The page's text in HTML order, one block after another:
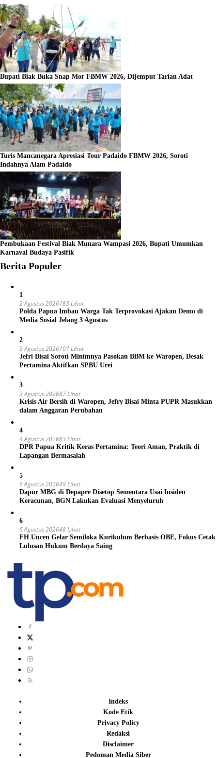
Bupati Biak Buka Snap Mor FBMW 2026, Dijemput Tarian Adat
Turis Mancanegara Apresiasi Tour Padaido FBMW 2026, Soroti
Indahnya Alam Padaido
Pembukaan Festival Biak Munara Wampasi 2026, Bupati Umumkan
Karnaval Budaya Pasifik
Berita Populer
1
2 Agustus 2026183 Lihat
Polda Papua Imbau Warga Tak Terprovokasi Ajakan Demo di
Media Sosial Jelang 3 Agustus
2
3 Agustus 2026107 Lihat
Jefri Bisai Soroti Minimnya Pasokan BBM ke Waropen, Desak
Pertamina Aktifkan SPBU Urei
3
3 Agustus 202687 Lihat
Krisis Air Bersih di Waropen, Jefry Bisai Minta PUPR Masukkan
dalam Anggaran Perubahan
4
4 Agustus 202683 Lihat
DPR Papua Kritik Keras Pertamina: Teori Aman, Praktik di
Lapangan Bermasalah
5
6 Agustus 202649 Lihat
Dapur MBG di Depapre Disetop Sementara Usai Insiden
Keracunan, BGN Lakukan Evaluasi Menyeluruh
6
6 Agustus 202648 Lihat
FH Uncen Gelar Semiloka Kurikulum Berbasis OBE, Fokus Cetak
Lulusan Hukum Berdaya Saing
Indeks
Kode Etik
Privacy Policy
Redaksi
Disclaimer
Pedoman Media Siber